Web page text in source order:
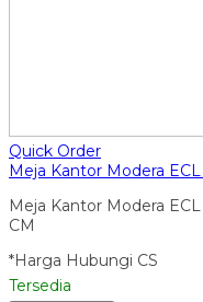
Quick Order
Meja Kantor Modera
Meja Kantor Modera
CM
*Harga Hubungi CS
Tersedia